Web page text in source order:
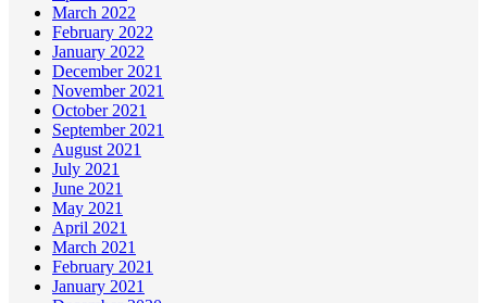
March 2022
February 2022
January 2022
December 2021
November 2021
October 2021
September 2021
August 2021
July 2021
June 2021
May 2021
April 2021
March 2021
February 2021
January 2021